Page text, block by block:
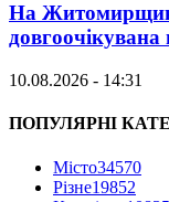
На
довгоочікувана
10.08.2026 - 14:31
ПОПУЛЯРНІ
Місто34570
Різне19852